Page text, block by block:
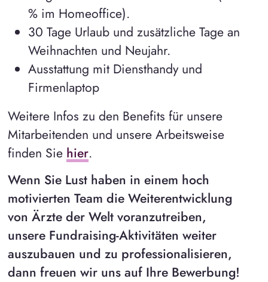
% im Homeoffice).
30 Tage Urlaub und zusätzliche Tage an
Weihnachten und Neujahr.
Ausstattung mit Diensthandy und
Firmenlaptop
Weitere Infos zu den Benefits für unsere
Mitarbeitenden und unsere Arbeitsweise
finden Sie hier.
Wenn Sie Lust haben in einem hoch
motivierten Team die Weiterentwicklung
von Ärzte der Welt voranzutreiben,
unsere Fundraising-Aktivitäten weiter
auszubauen und zu professionalisieren,
dann freuen wir uns auf Ihre Bewerbung!